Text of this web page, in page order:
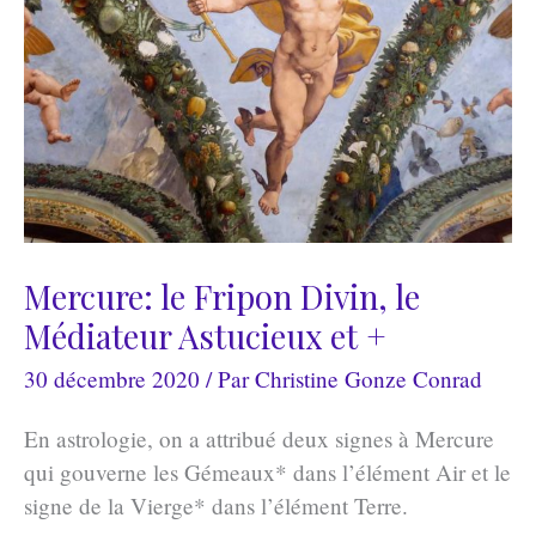
Mercure: le Fripon Divin, le
Médiateur Astucieux et +
30 décembre 2020 / ParChristine Gonze Conrad
En astrologie, on a attribué deux signes à Mercure
qui gouverne les Gémeaux* dans l’élément Air et le
signe de la Vierge* dans l’élément Terre.